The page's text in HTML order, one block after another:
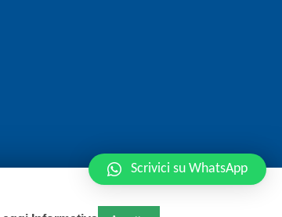
Scrivici su WhatsApp